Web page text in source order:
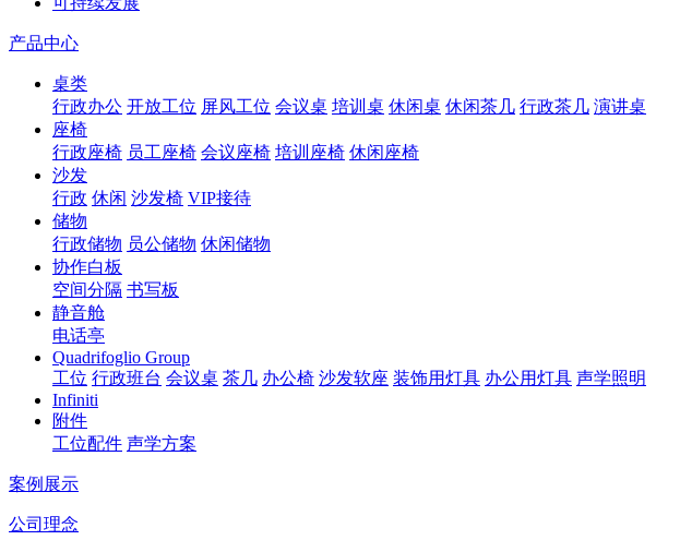
产品中心
桌类
行政办公 开放工位 屏风工位 会议桌 培训桌 休闲桌 休闲茶几 行政茶几 演讲桌
座椅
行政座椅 员工座椅 会议座椅 培训座椅 休闲座椅
沙发
行政 休闲 沙发椅 VIP接待
储物
行政储物 员公储物 休闲储物
协作白板
空间分隔 书写板
静音舱
电话亭
Quadrifoglio Group
工位 行政班台 会议桌 茶几 办公椅 沙发软座 装饰用灯具 办公用灯具 声学照明
Infiniti
附件
工位配件 声学方案
案例展示
公司理念